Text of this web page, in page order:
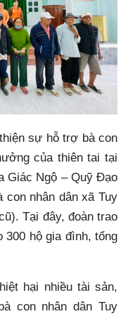
sự hỗ trợ bà con
của thiên tai tại
Giác Ngộ – Quỹ Đạo
con nhân dân xã Tuy
Tại đây, đoàn trao
300 hộ gia đình, tổng
hại nhiều tài sản,
con nhân dân Tuy